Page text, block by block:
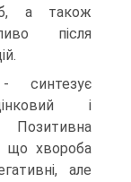
а також
після
- синтезує
і
що хвороба
але